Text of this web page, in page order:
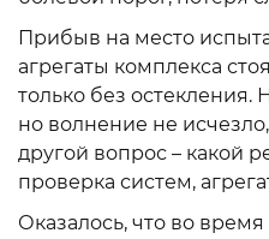
Прибыв на место
агрегаты комплекса
только без остекления.
но волнение не
другой вопрос – какой
проверка систем,
Оказалось, что во